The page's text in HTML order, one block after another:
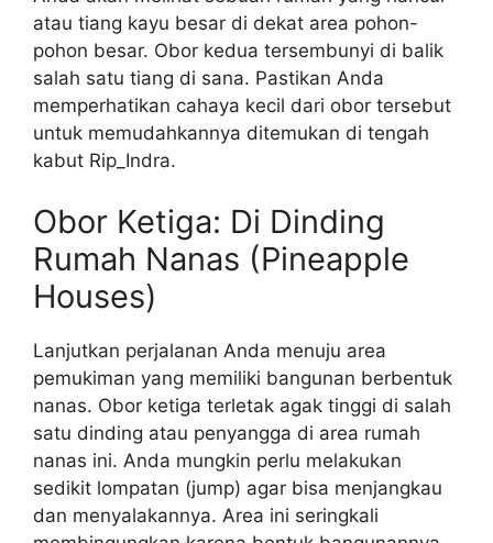
atau tiang kayu besar di dekat area pohon-
pohon besar. Obor kedua tersembunyi di balik
salah satu tiang di sana. Pastikan Anda
memperhatikan cahaya kecil dari obor tersebut
untuk memudahkannya ditemukan di tengah
kabut Rip_Indra.
Obor Ketiga: Di Dinding
Rumah Nanas (Pineapple
Houses)
Lanjutkan perjalanan Anda menuju area
pemukiman yang memiliki bangunan berbentuk
nanas. Obor ketiga terletak agak tinggi di salah
satu dinding atau penyangga di area rumah
nanas ini. Anda mungkin perlu melakukan
sedikit lompatan (jump) agar bisa menjangkau
dan menyalakannya. Area ini seringkali